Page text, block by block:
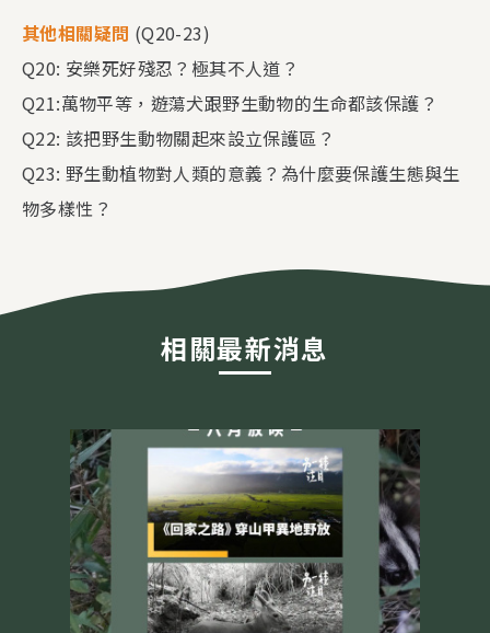
其他相關疑問 (Q20-23)
Q20: 安樂死好殘忍？極其不人道？
Q21:萬物平等，遊蕩犬跟野生動物的生命都該保護？
Q22: 該把野生動物關起來設立保護區？
Q23: 野生動植物對人類的意義？為什麼要保護生態與生
物多樣性？
相關最新消息